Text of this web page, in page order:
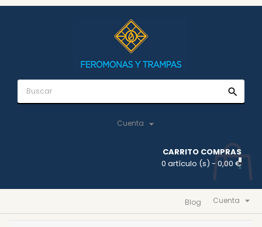
search
Cuenta 
CARRITO COMPRAS
0 artículo (s) - 0,00 €
Cuenta 
Blog